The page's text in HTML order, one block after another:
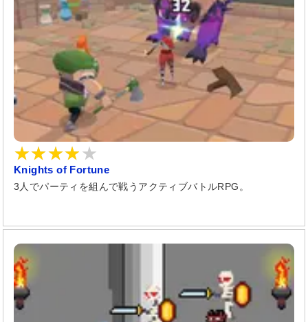
Knights of Fortune
3人でパーティを組んで戦うアクティブバトルRPG。